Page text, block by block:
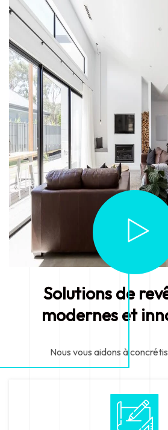
Solutions de
modernes et
Nous vous aidons à